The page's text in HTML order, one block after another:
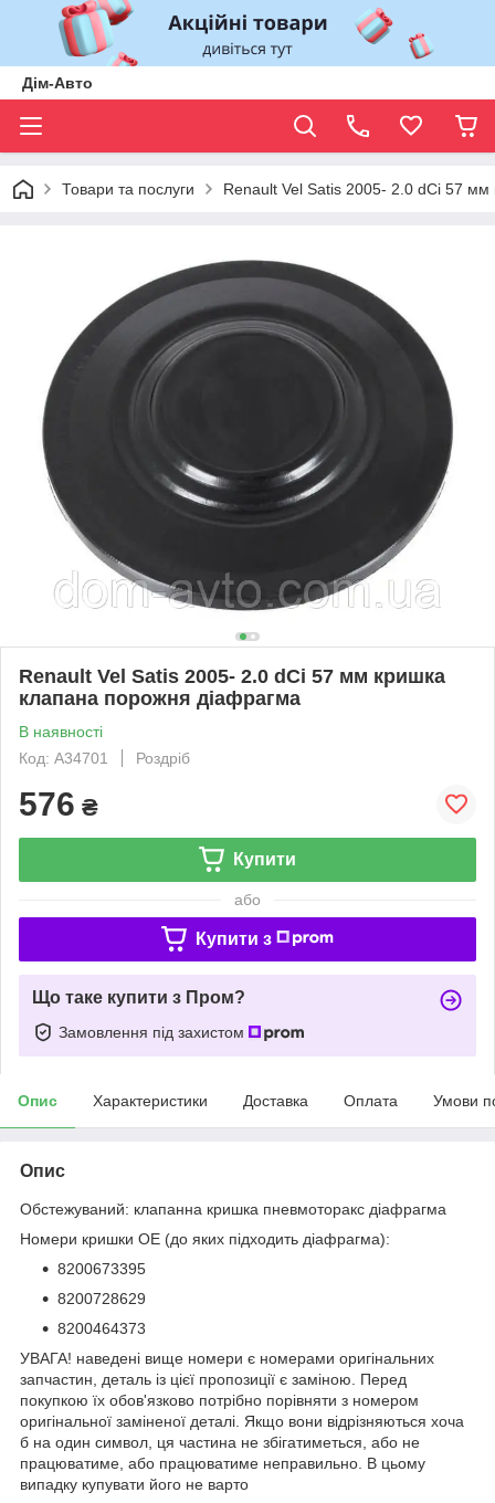
Дім-Авто
Товари та послуги Renault Vel Satis 2005- 2.0 dCi 57
Renault Vel Satis 2005- 2.0 dCi 57 мм кришка
клапана порожня діафрагма
В наявності
Код: A34701
Роздріб
576 ₴
Купити
або
Купити з
Що таке купити з Пром?
Замовлення під захистом
Опис Характеристики Доставка Оплата Умови
Опис
Обстежуваний: клапанна кришка пневмоторакс діафрагма
Номери кришки OE (до яких підходить діафрагма):
8200673395
8200728629
8200464373
УВАГА! наведені вище номери є номерами оригінальних
запчастин, деталь із цієї пропозиції є заміною. Перед
покупкою їх обов'язково потрібно порівняти з номером
оригінальної заміненої деталі. Якщо вони відрізняються хоча
б на один символ, ця частина не збігатиметься, або не
працюватиме, або працюватиме неправильно. В цьому
випадку купувати його не варто